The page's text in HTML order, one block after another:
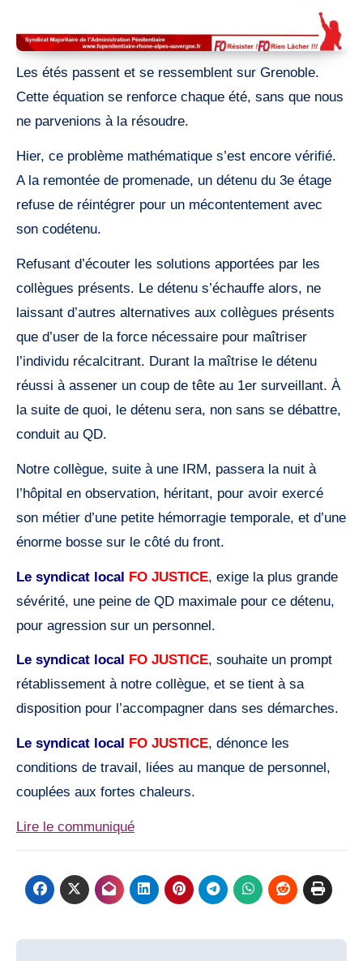
Les étés passent et se ressemblent sur Grenoble.
Cette équation se renforce chaque été, sans que nous
ne parvenions à la résoudre.
Hier, ce problème mathématique s’est encore vérifié.
A la remontée de promenade, un détenu du 3e étage
refuse de réintégrer pour un mécontentement avec
son codétenu.
Refusant d’écouter les solutions apportées par les
collègues présents. Le détenu s’échauffe alors, ne
laissant d’autres alternatives aux collègues présents
que d’user de la force nécessaire pour maîtriser
l’individu récalcitrant. Durant la maîtrise le détenu
réussi à assener un coup de tête au 1er surveillant. À
la suite de quoi, le détenu sera, non sans se débattre,
conduit au QD.
Notre collègue, suite à une IRM, passera la nuit à
l’hôpital en observation, héritant, pour avoir exercé
son métier d’une petite hémorragie temporale, et d’une
énorme bosse sur le côté du front.
Le syndicat local FO JUSTICE, exige la plus grande
sévérité, une peine de QD maximale pour ce détenu,
pour agression sur un personnel.
Le syndicat local FO JUSTICE, souhaite un prompt
rétablissement à notre collègue, et se tient à sa
disposition pour l’accompagner dans ses démarches.
Le syndicat local FO JUSTICE, dénonce les
conditions de travail, liées au manque de personnel,
couplées aux fortes chaleurs.
Lire le communiqué